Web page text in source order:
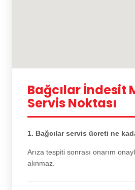
Bağcılar İndesit
Servis Noktası
1. Bağcılar servis ücreti ne
Arıza tespiti sonrası onarım
alınmaz.